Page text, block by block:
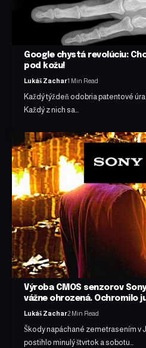
Google chystá revolúciu:
pod kožu!
Lukáš Zachar1 Min Read
Každý týždeň odobria patentové
Každý z nich sa…
Výroba CMOS senzorov
vážne ohrozená. Ochromilo
Lukáš Zachar2 Min Read
Škody napáchané zemetrasením v
postihlo minulý štvrtok a sobotu…